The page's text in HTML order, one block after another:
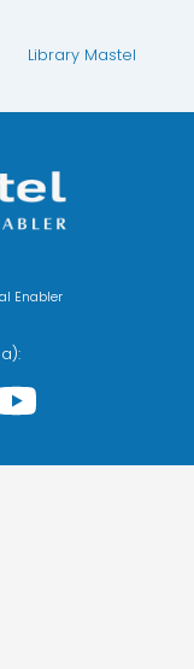
Library Mastel
Enabler